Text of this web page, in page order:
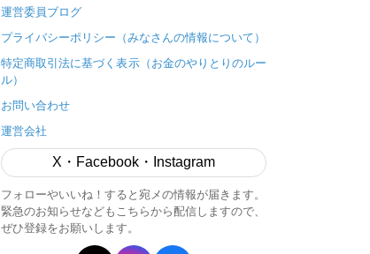
運営委員ブログ
プライバシーポリシー（みなさんの情報について）
特定商取引法に基づく表示（お金のやりとりのルー
ル）
お問い合わせ
運営会社
X・Facebook・Instagram
フォローやいいね！すると宛メの情報が届きます。
緊急のお知らせなどもこちらから配信しますので、
ぜひ登録をお願いします。